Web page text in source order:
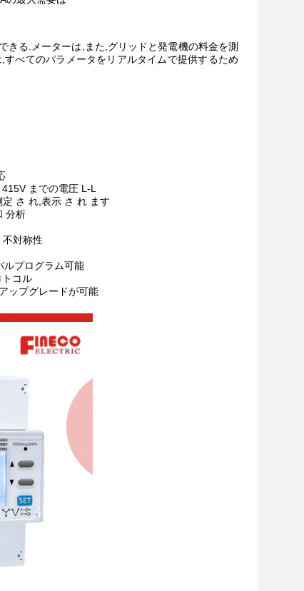
る.メーターは,また,グリッドと発電機の料金を測
べてのパラメータをリアルタイムで提供するため
までの電圧 L-L
さ れ,表示 さ れ ます
分析
対称性
ルプログラム可能
コル
ップグレードが可能